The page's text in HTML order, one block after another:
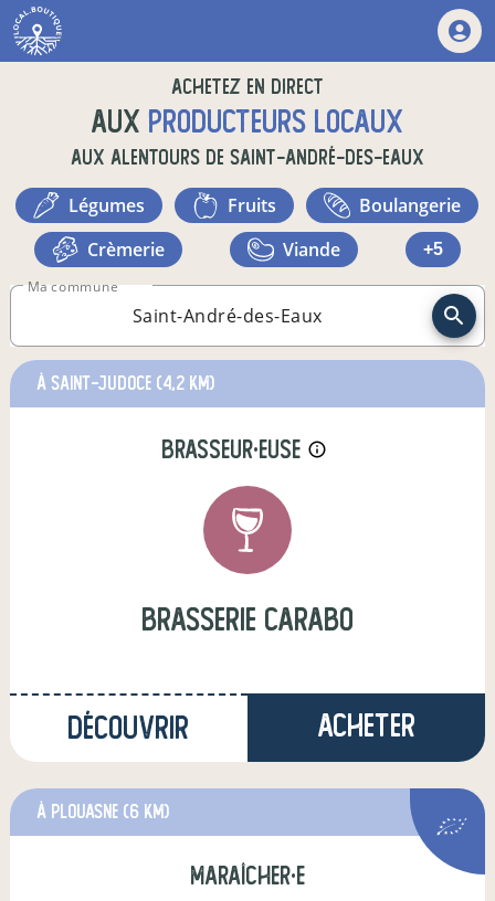
Achetez en direct
auxproducteurs locaux
aux alentours de Saint-André-des-Eaux
légumes fruits
boulangerie
crèmerie
viande +5
Ma commune
à Saint-Judoce (4,2 km)
brasseur·euse info_outline
Brasserie Carabo
Découvrir Acheter
à Plouasne (6 km)
maraîcher·e